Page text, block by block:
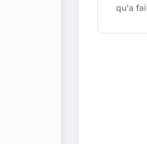
qu'a